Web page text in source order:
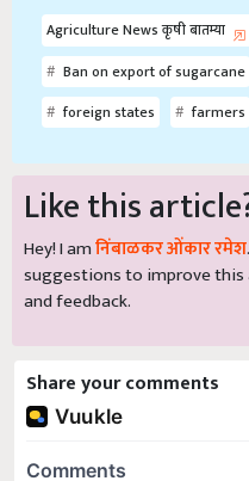
Agriculture News कृषी बातम्या
Ban on export of sugarcane
foreign states
farmers
Like this
Hey! I amनिंबाळकर ओंकार रमेश
suggestions to improve this
and feedback.
Share your comments